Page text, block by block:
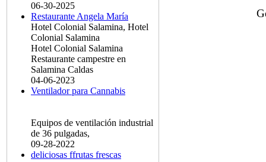
06-30-2025
Restaurante Angela María
Hotel Colonial Salamina, Hotel
Colonial Salamina
Hotel Colonial Salamina
Restaurante campestre en
Salamina Caldas
04-06-2023
Ventilador para Cannabis
Equipos de ventilación industrial
de 36 pulgadas,
09-28-2022
deliciosas ffrutas frescas